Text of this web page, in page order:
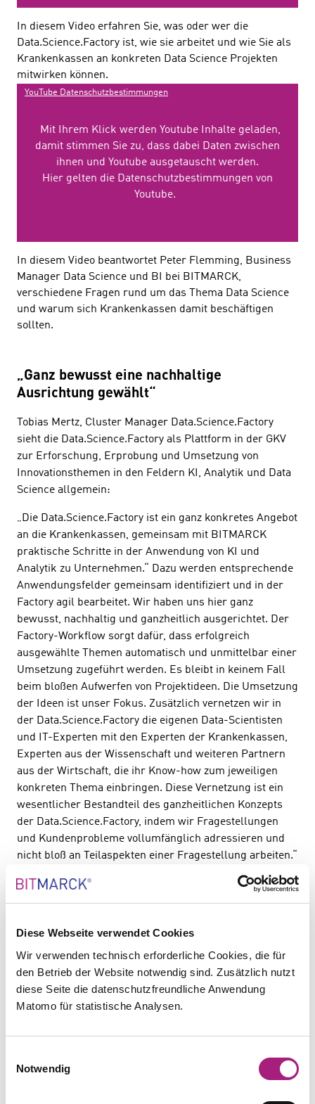
Diese Webseite verwendet Cookies
Wir verwenden technisch erforderliche Cookies, die für
den Betrieb der Website notwendig sind. Zusätzlich nutzt
diese Seite die datenschutzfreundliche Anwendung
Matomo für statistische Analysen.
Notwendig
In diesem Video erfahren Sie, was oder wer die
Data.Science.Factory ist, wie sie arbeitet und wie Sie als
Krankenkassen an konkreten Data Science Projekten
mitwirken können.
YouTube Datenschutzbestimmungen
Mit Ihrem Klick werden Youtube Inhalte geladen,
damit stimmen Sie zu, dass dabei Daten zwischen
ihnen und Youtube ausgetauscht werden.
Hier gelten die Datenschutzbestimmungen von
Youtube.
In diesem Video beantwortet Peter Flemming, Business
Manager Data Science und BI bei BITMARCK,
verschiedene Fragen rund um das Thema Data Science
und warum sich Krankenkassen damit beschäftigen
sollten.
„Ganz bewusst eine nachhaltige
Ausrichtung gewählt“
Tobias Mertz, Cluster Manager Data.Science.Factory
sieht die Data.Science.Factory als Plattform in der GKV
zur Erforschung, Erprobung und Umsetzung von
Innovationsthemen in den Feldern KI, Analytik und Data
Science allgemein:
„Die Data.Science.Factory ist ein ganz konkretes Angebot
an die Krankenkassen, gemeinsam mit BITMARCK
praktische Schritte in der Anwendung von KI und
Analytik zu Unternehmen.“
Dazu werden entsprechende
Anwendungsfelder gemeinsam identifiziert und in der
Factory agil bearbeitet. Wir haben uns hier ganz
bewusst, nachhaltig und ganzheitlich ausgerichtet. Der
Factory-Workflow sorgt dafür, dass erfolgreich
ausgewählte Themen automatisch und unmittelbar einer
Umsetzung zugeführt werden. Es bleibt in keinem Fall
beim bloßen Aufwerfen von Projektideen. Die Umsetzung
der Ideen ist unser Fokus. Zusätzlich vernetzen wir in
der Data.Science.Factory die eigenen Data-Scientisten
und IT-Experten mit den Experten der Krankenkassen,
Experten aus der Wissenschaft und weiteren Partnern
aus der Wirtschaft, die ihr Know-how zum jeweiligen
konkreten Thema einbringen. Diese Vernetzung ist ein
wesentlicher Bestandteil des ganzheitlichen Konzepts
der Data.Science.Factory, indem wir Fragestellungen
und Kundenprobleme vollumfänglich adressieren und
nicht bloß an Teilaspekten einer Fragestellung arbeiten.“